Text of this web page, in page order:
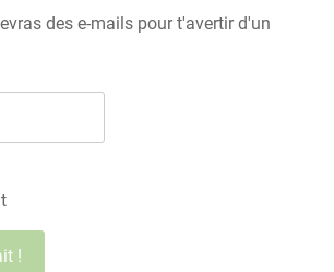
des e-mails pour t'avertir d'un